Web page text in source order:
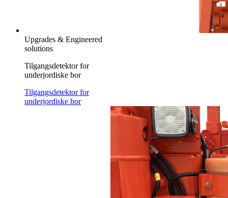
Upgrades & Engineered
solutions
Tilgangsdetektor for
underjordiske bor
Tilgangsdetektor for
underjordiske bor